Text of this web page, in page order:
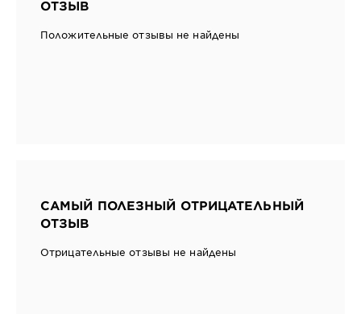
ОТЗЫВ
Положительные отзывы не найдены
САМЫЙ ПОЛЕЗНЫЙ ОТРИЦАТЕЛЬНЫЙ
ОТЗЫВ
Отрицательные отзывы не найдены